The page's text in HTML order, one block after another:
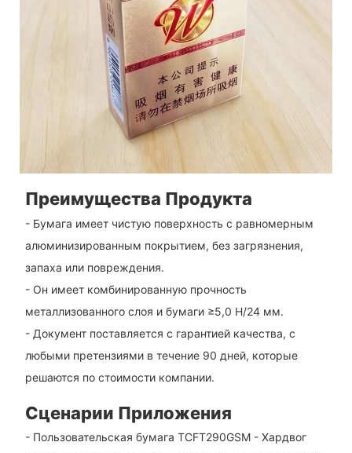
Преимущества Продукта
- Бумага имеет чистую поверхность с равномерным
алюминизированным покрытием, без загрязнения,
запаха или повреждения.
- Он имеет комбинированную прочность
металлизованного слоя и бумаги ≥5,0 Н/24 мм.
- Документ поставляется с гарантией качества, с
любыми претензиями в течение 90 дней, которые
решаются по стоимости компании.
Сценарии Приложения
- Пользовательская бумага TCFT290GSM - Хардвог